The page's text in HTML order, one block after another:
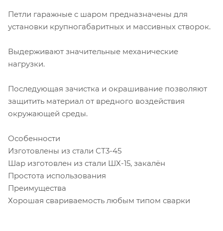
Петли гаражные с шаром предназначены для
установки крупногабаритных и массивных створок.
Выдерживают значительные механические
нагрузки.
Последующая зачистка и окрашивание позволяют
защитить материал от вредного воздействия
окружающей среды.
Особенности
Изготовлены из стали СТ3-45
Шар изготовлен из стали ШХ-15, закалён
Простота использования
Преимущества
Хорошая свариваемость любым типом сварки